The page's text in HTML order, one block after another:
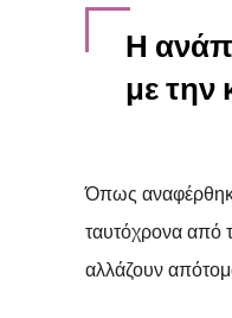
Η
με την
Όπως
ταυτόχρονα από
αλλάζουν